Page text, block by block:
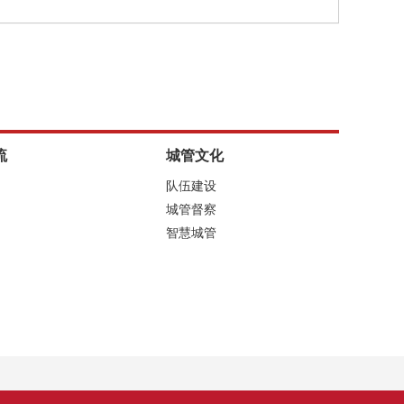
城管文化
队伍建设
城管督察
智慧城管